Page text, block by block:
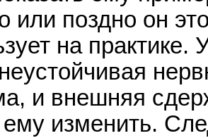
или поздно он
на практике.
и внешняя
изменить.